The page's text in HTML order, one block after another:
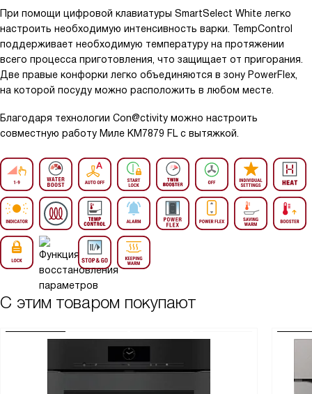
При помощи цифровой клавиатуры SmartSelect White легко
настроить необходимую интенсивность варки. TempControl
поддерживает необходимую температуру на протяжении
всего процесса приготовления, что защищает от пригорания.
Две правые конфорки легко объединяются в зону PowerFlex,
на которой посуду можно расположить в любом месте.
Благодаря технологии Con@ctivity можно настроить
совместную работу Миле KM7879 FL с вытяжкой.
С этим товаром покупают